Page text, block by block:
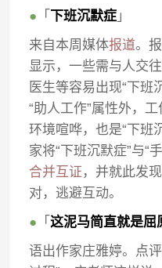
● 「 下班沉默症 」
来自本周媒体报道。
显示，一些需与人交
医生等容易出现“下班
“助人工作”属性外，
环境喧哗，也是“下班
家将“下班沉默症”与“
合并互证 ，并就此发
对，逃避互动。
● 「这泥马简直就是屈
语出作家庄雅婷。点